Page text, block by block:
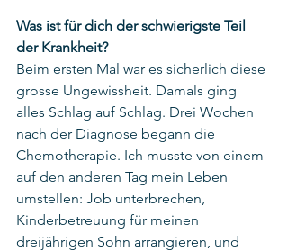
Was ist für dich der schwierigste Teil
der Krankheit?
Beim ersten Mal war es sicherlich diese
grosse Ungewissheit. Damals ging
alles Schlag auf Schlag. Drei Wochen
nach der Diagnose begann die
Chemotherapie. Ich musste von einem
auf den anderen Tag mein Leben
umstellen: Job unterbrechen,
Kinderbetreuung für meinen
dreijährigen Sohn arrangieren, und